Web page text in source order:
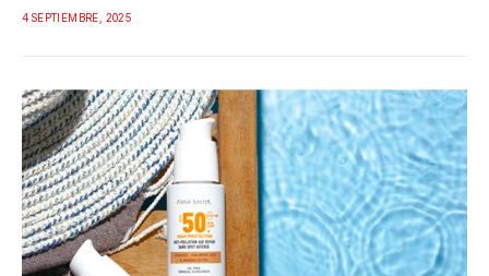
4 SEPTIEMBRE, 2025